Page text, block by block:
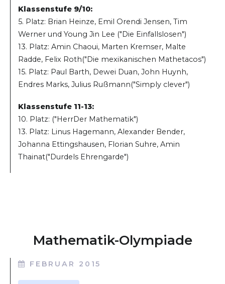
Klassenstufe 9/10:
5. Platz: Brian Heinze, Emil Orendi Jensen, Tim
Werner und Young Jin Lee ("Die Einfallslosen")
13. Platz: Amin Chaoui, Marten Kremser, Malte
Radde, Felix Roth("Die mexikanischen Mathetacos")
15. Platz: Paul Barth, Dewei Duan, John Huynh,
Endres Marks, Julius Rußmann("Simply clever")
Klassenstufe 11-13:
10. Platz: ("HerrDer Mathematik")
13. Platz: Linus Hagemann, Alexander Bender,
Johanna Ettingshausen, Florian Suhre, Amin
Thainat("Durdels Ehrengarde")
Mathematik-Olympiade
FEBRUAR 2015